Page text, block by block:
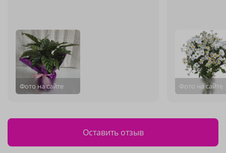
Фото на сайте Фото на сайте
Оставить отзыв